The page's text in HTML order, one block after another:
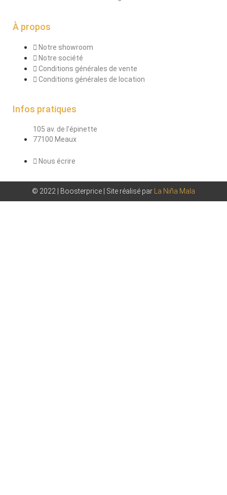
À propos
Notre showroom
Notre société
Conditions générales de vente
Conditions générales de location
Infos pratiques
105 av. de l'épinette
77100 Meaux
Nous écrire
© 2022 | Boosterprice | Site réalisé par La Niña Mala